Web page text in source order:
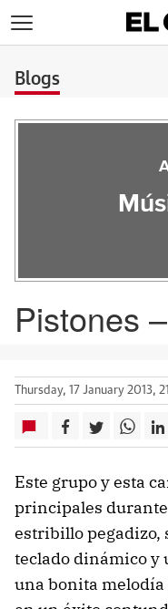
Blogs
Pistones
Thursday, 17 January 2013,
Este grupo y esta
principales
estribillo pegadizo,
teclado dinámico y
una bonita melodía